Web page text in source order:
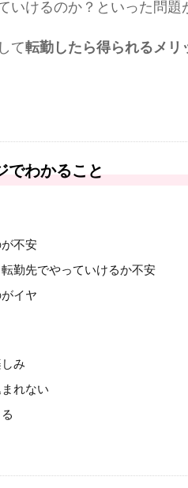
けるのか？といった問題
て転勤したら得られるメリ
でわかること
不安
勤先でやっていけるか不安
イヤ
み
れない